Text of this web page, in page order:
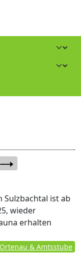
ist ab
wieder
erhalten
& Amtsstube